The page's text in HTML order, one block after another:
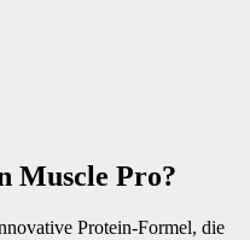
Muscle Pro?
Protein-Formel, die